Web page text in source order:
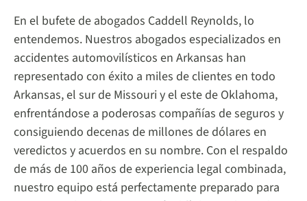
En el bufete de abogados Caddell Reynolds, lo
entendemos. Nuestros abogados especializados en
accidentes automovilísticos en Arkansas han
representado con éxito a miles de clientes en todo
Arkansas, el sur de Missouri y el este de Oklahoma,
enfrentándose a poderosas compañías de seguros y
consiguiendo decenas de millones de dólares en
veredictos y acuerdos en su nombre. Con el respaldo
de más de 100 años de experiencia legal combinada,
nuestro equipo está perfectamente preparado para